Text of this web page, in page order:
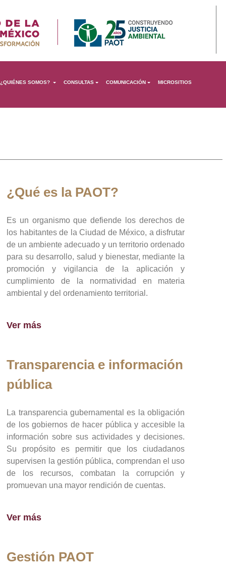
¿QUIÉNES SOMOS? CONSULTAS COMUNICACIÓN MICROSITIOS
¿Qué es la PAOT?
Es un organismo que defiende los derechos de
los habitantes de la Ciudad de México, a disfrutar
de un ambiente adecuado y un territorio ordenado
para su desarrollo, salud y bienestar, mediante la
promoción y vigilancia de la aplicación y
cumplimiento de la normatividad en materia
ambiental y del ordenamiento territorial.
Ver más
Transparencia e información
pública
La transparencia gubernamental es la obligación
de los gobiernos de hacer pública y accesible la
información sobre sus actividades y decisiones.
Su propósito es permitir que los ciudadanos
supervisen la gestión pública, comprendan el uso
de los recursos, combatan la corrupción y
promuevan una mayor rendición de cuentas.
Ver más
Gestión PAOT